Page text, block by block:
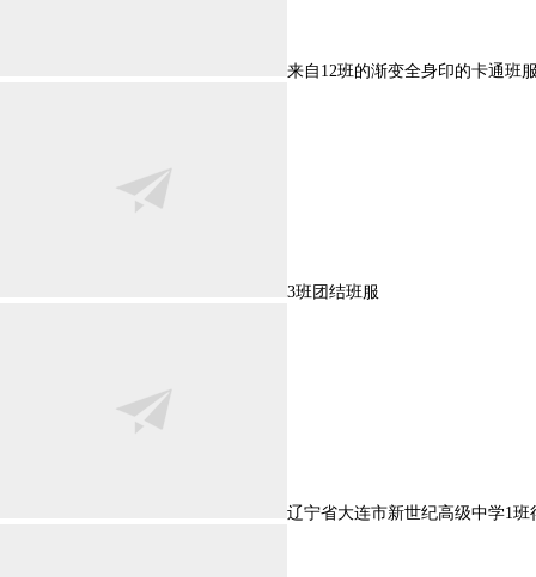
来自12班的渐变全身印的卡通班服
3班团结班服
辽宁省大连市新世纪高级中学1班